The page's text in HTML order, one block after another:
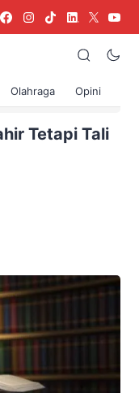
Olahraga Opini
Tetapi Tali